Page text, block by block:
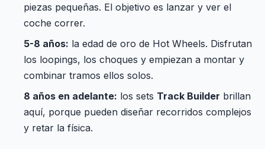
piezas pequeñas. El objetivo es lanzar y ver el
coche correr.
5-8 años: la edad de oro de Hot Wheels. Disfrutan
los loopings, los choques y empiezan a montar y
combinar tramos ellos solos.
8 años en adelante: los sets Track Builder brillan
aquí, porque pueden diseñar recorridos complejos
y retar la física.